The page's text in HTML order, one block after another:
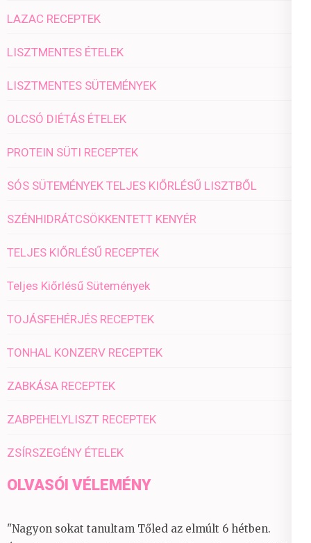
LAZAC RECEPTEK
LISZTMENTES ÉTELEK
LISZTMENTES SÜTEMÉNYEK
OLCSÓ DIÉTÁS ÉTELEK
PROTEIN SÜTI RECEPTEK
SÓS SÜTEMÉNYEK TELJES KIŐRLÉSŰ LISZTBŐL
SZÉNHIDRÁTCSÖKKENTETT KENYÉR
TELJES KIŐRLÉSŰ RECEPTEK
Teljes Kiőrlésű Sütemények
TOJÁSFEHÉRJÉS RECEPTEK
TONHAL KONZERV RECEPTEK
ZABKÁSA RECEPTEK
ZABPEHELYLISZT RECEPTEK
ZSÍRSZEGÉNY ÉTELEK
OLVASÓI VÉLEMÉNY
"Nagyon sokat tanultam Tőled az elmúlt 6 hétben.